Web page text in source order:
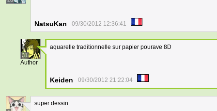
NatsuKan 09/30/2012 12:36:41
31
Author
aquarelle traditionnelle sur papier pourave 8D
Keiden 09/30/2012 21:22:04
super dessin